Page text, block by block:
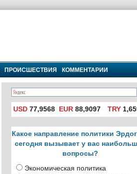
ПРОИСШЕСТВИЯ КОММЕНТАРИИ
USD 77,9568 EUR 88,9097 TRY
Какое направление политики
сегодня вызывает у вас
вопросы?
Экономическая политика